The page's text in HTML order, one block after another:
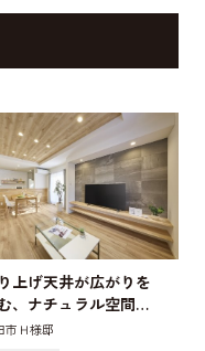
上げ天井が広がりを
、ナチュラル空間の
市Ｈ様邸